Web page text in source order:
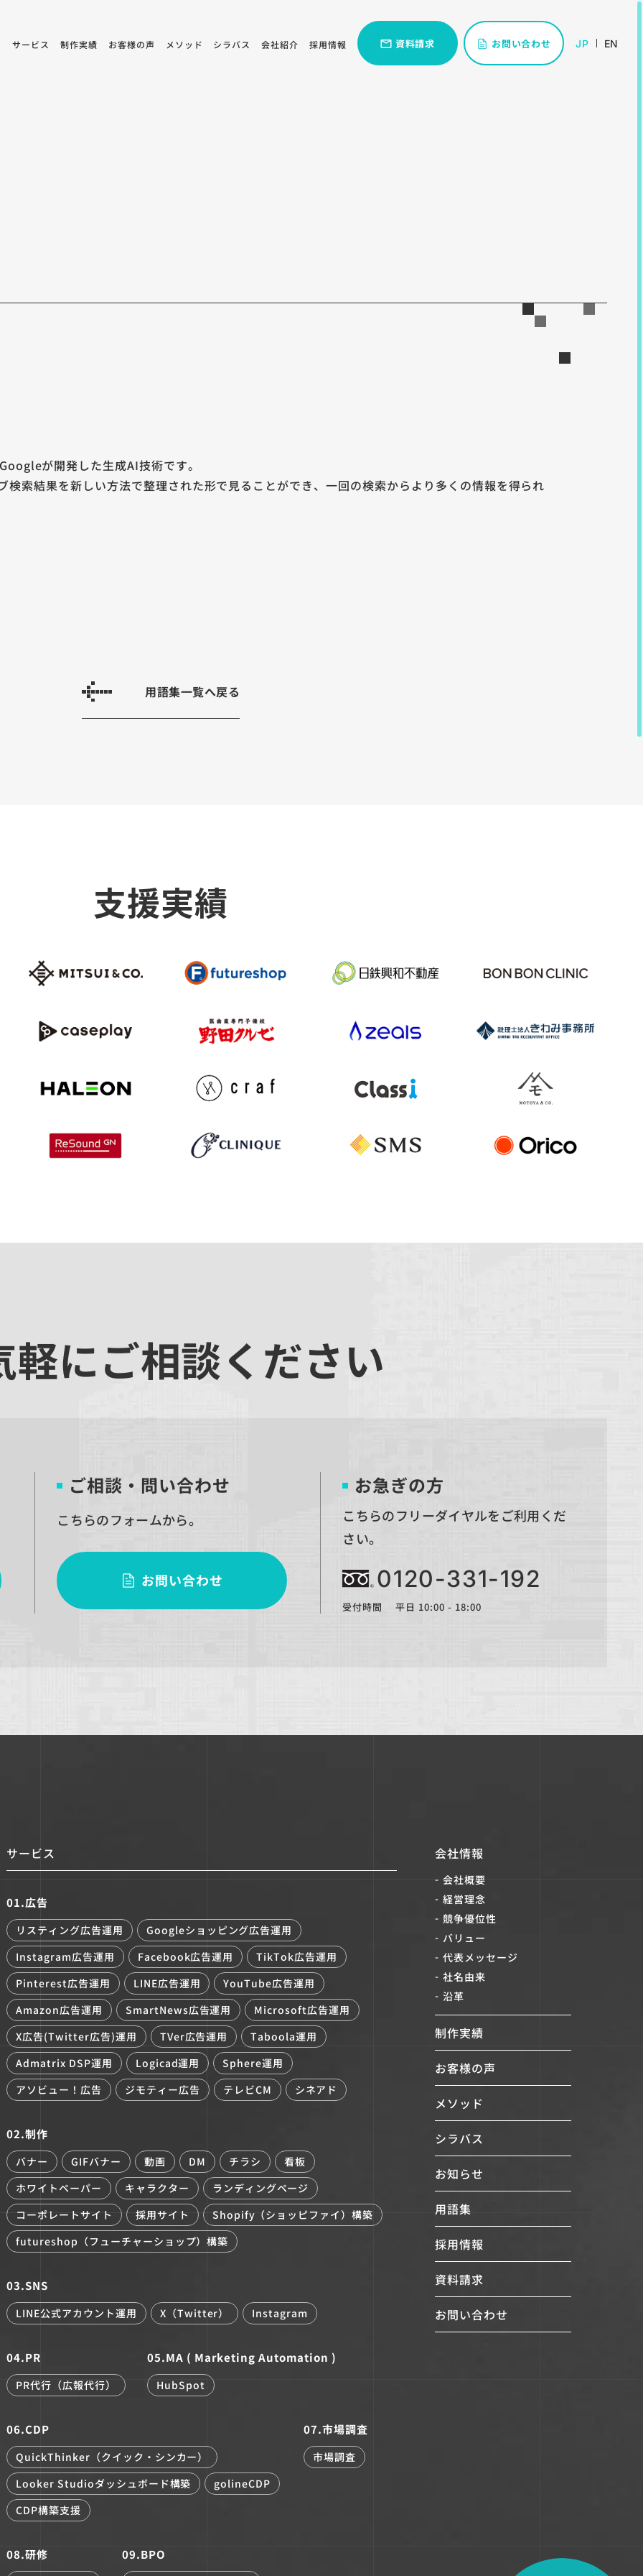
JP EN
資料請求 お問い合わせ
サービス 制作実績 お客様の声 メソッド シラバス 会社紹介 採用情報
が開発した生成AI技術です。
検索結果を新しい方法で整理された形で見ることができ、一回の検索からより多くの情報を得られ
用語集一覧へ戻る
支援実績
軽にご相談ください
ご相談・問い合わせ
こちらのフォームから。
お問い合わせ
お急ぎの方
こちらのフリーダイヤルをご利用くだ
さい。
0120-331-192
受付時間 平日 10:00 - 18:00
サービス
01.広告
リスティング広告運用
Googleショッピング広告運用
Instagram広告運用
Facebook広告運用
TikTok広告運用
Pinterest広告運用
LINE広告運用
YouTube広告運用
Amazon広告運用
SmartNews広告運用
Microsoft広告運用
X広告(Twitter広告)運用
TVer広告運用
Taboola運用
Admatrix DSP運用
Logicad運用
Sphere運用
アソビュー！広告
ジモティー広告 テレビCM シネアド
02.制作
バナー GIFバナー 動画 DM チラシ
看板
ホワイトペーパー
キャラクター
ランディングページ
コーポレートサイト
採用サイト
Shopify（ショッピファイ）構築
futureshop（フューチャーショップ）構築
03.SNS
LINE公式アカウント運用 X（Twitter） Instagram
04.PR
PR代行（広報代行）
05.MA ( Marketing Automation )
HubSpot
06.CDP
QuickThinker（クイック・シンカー）
Looker Studioダッシュボード構築
golineCDP
CDP構築支援
07.市場調査
市場調査
08.研修 09.BPO
会社情報
会社概要
経営理念
競争優位性
バリュー
代表メッセージ
社名由来
沿革
制作実績
お客様の声
メソッド
シラバス
お知らせ
用語集
採用情報
資料請求
お問い合わせ
株式会社